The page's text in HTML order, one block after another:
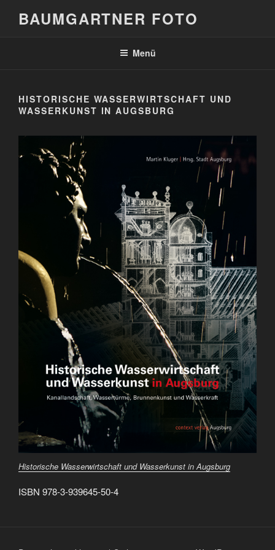
BAUMGARTNER FOTO
Menü
HISTORISCHE WASSERWIRTSCHAFT UND
WASSERKUNST IN AUGSBURG
Historische Wasserwirtschaft und Wasserkunst in Augsburg
ISBN 978-3-939645-50-4